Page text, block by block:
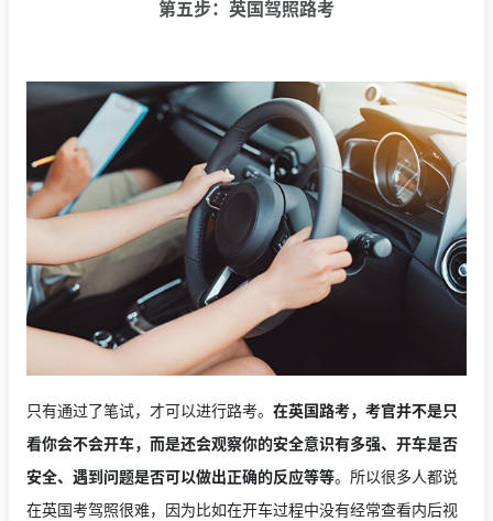
第五步：英国驾照路考
只有通过了笔试，才可以进行路考。 在英国路考，考官并不是只
看你会不会开车，而是还会观察你的安全意识有多强、开车是否
安全、遇到问题是否可以做出正确的反应等等。所以很多人都说
在英国考驾照很难，因为比如在开车过程中没有经常查看内后视